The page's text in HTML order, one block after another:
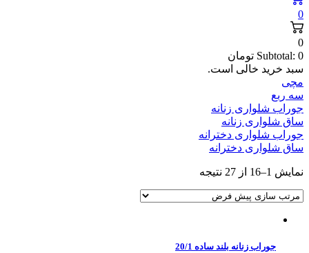
0
0
Subtotal: 0
تومان
سبد خرید خالی است.
مچی
سه ربع
جوراب شلواری زنانه
ساق شلواری زنانه
جوراب شلواری دخترانه
ساق شلواری دخترانه
نمایش 1–16 از 27 نتیجه
جوراب زنانه بلند ساده 20/1